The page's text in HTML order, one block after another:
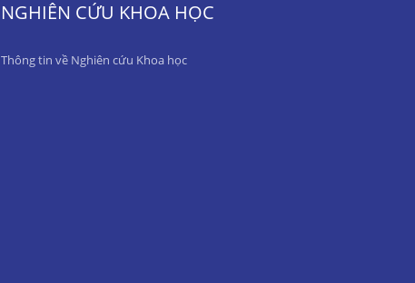
NGHIÊN CỨU KHOA HỌC
Thông tin về Nghiên cứu Khoa học